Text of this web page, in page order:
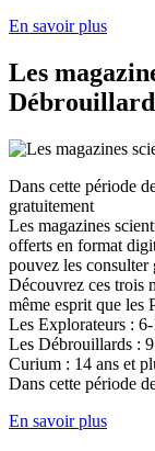
En savoir plus
Les
Dans cette période
gratuitement
Les magazines
offerts en format
pouvez les consulter
Découvrez ces trois
même esprit que les
Les Explorateurs : 6-
Les Débrouillards :
Curium : 14 ans et
Dans cette période
En savoir plus